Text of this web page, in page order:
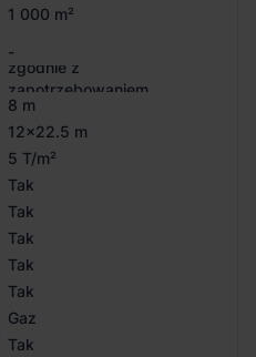
1 000 m²
-
zgodnie z
zapotrzebowaniem
8 m
12x22.5 m
5 T/m²
Tak
Tak
Tak
Tak
Tak
Gaz
Tak